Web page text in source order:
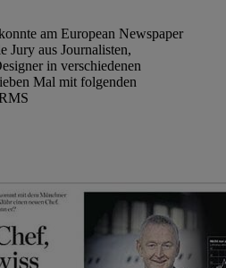
am European Newspaper
Jury aus Journalisten,
in verschiedenen
Mal mit folgenden